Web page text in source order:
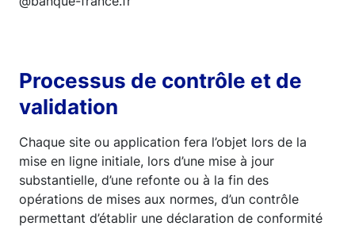
Processus de contrôle et de
validation
Chaque site ou application fera l’objet lors de la
mise en ligne initiale, lors d’une mise à jour
substantielle, d’une refonte ou à la fin des
opérations de mises aux normes, d’un contrôle
permettant d’établir une déclaration de conformité